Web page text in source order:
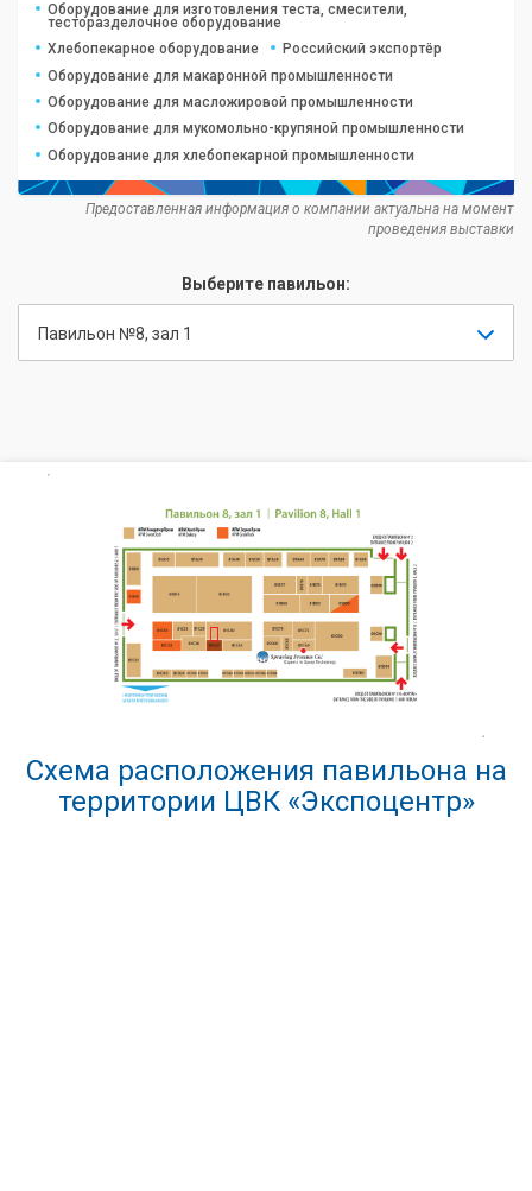
Оборудование для изготовления теста, смесители,
тесторазделочное оборудование
Хлебопекарное оборудование
Российский экспортёр
Оборудование для макаронной промышленности
Оборудование для масложировой промышленности
Оборудование для мукомольно-крупяной промышленности
Оборудование для хлебопекарной промышленности
Предоставленная информация о компании актуальна на момент
проведения выставки
Выберите павильон:
Павильон №8, зал 1
Схема расположения павильона на
территории ЦВК «Экспоцентр»